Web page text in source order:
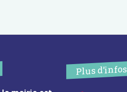
Plus d’infos